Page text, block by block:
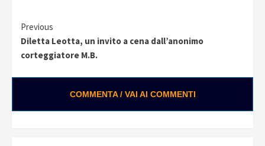
Continue
Reading
Previous
Diletta Leotta, un invito a cena dall’anonimo
corteggiatore M.B.
COMMENTA / VAI AI COMMENTI